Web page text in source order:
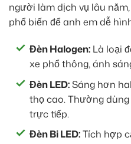
người làm dịch vụ lâu
phổ biến để anh em dễ
Đèn Halogen: Là loại
xe phổ thông, ánh
Đèn LED:Sáng hơn
thọ cao. Thường
trực tiếp.
Đèn Bi LED:Tích hợp